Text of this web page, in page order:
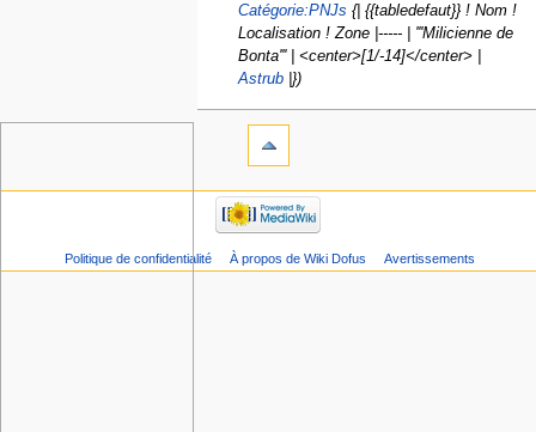
Catégorie:PNJs {| {{tabledefaut}} ! Nom !
Localisation ! Zone |----- | '''Milicienne de
Bonta''' | <center>[1/-14]</center> |
Astrub |}
Politique de confidentialité À propos de Wiki Dofus Avertissements